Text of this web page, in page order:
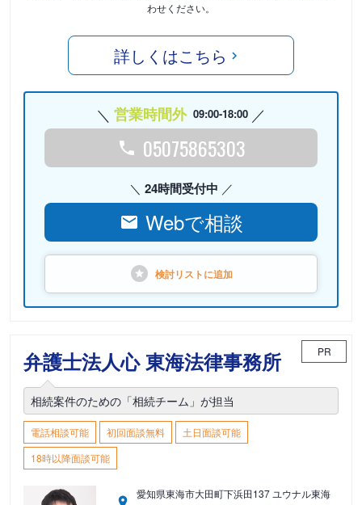
わせください。
詳しくはこちら
営業時間外 09:00-18:00
05075865303
24時間受付中
Webで相談
検討リストに追加
弁護士法人心 東海法律事務所 PR
相続案件のための「相続チーム」が担当
電話相談可能 初回面談無料
土日面談可能
18時以降面談可能
愛知県東海市大田町下浜田137 ユウナル東海